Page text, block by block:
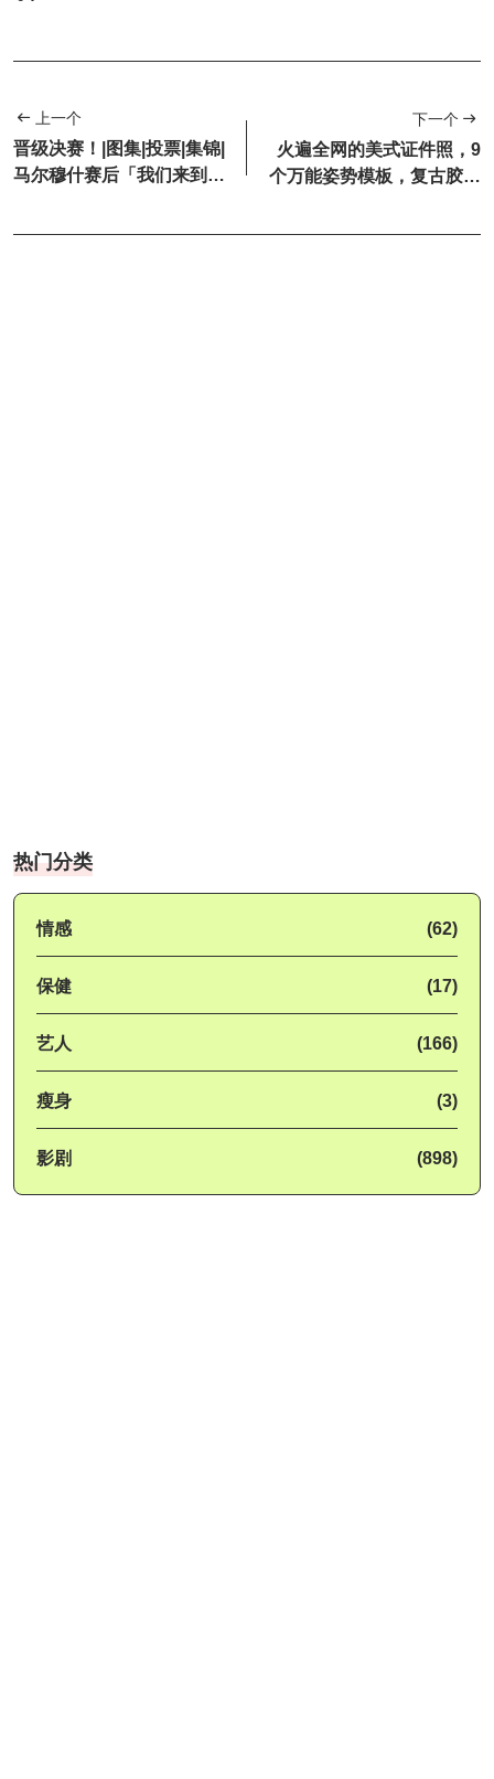
上一个
晋级决赛！|图集|投票|集锦|
马尔穆什赛后「我们来到这
下一个
火遍全网的美式证件照，9
个万能姿势模板，复古胶片
热门分类
情感 (62)
保健 (17)
艺人 (166)
瘦身 (3)
影剧 (898)